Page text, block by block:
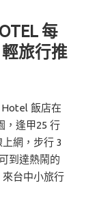
每
旅行推
飯店在
，逢甲25 行
網，步行 3
到達熱鬧的
台中小旅行